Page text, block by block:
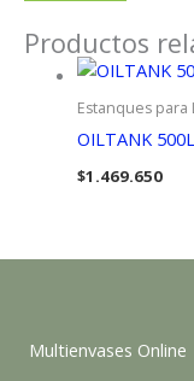
Productos
Estanques para
OILTANK 500L
$1.469.650
Multienvases Online